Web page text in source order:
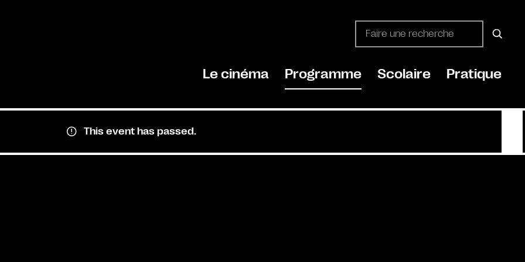
Le cinéma Programme Scolaire Pratique
This event has passed.